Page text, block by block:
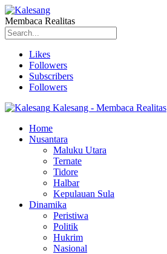
Membaca Realitas
Likes
Followers
Subscribers
Followers
Kalesang - Membaca Realitas
Home
Nusantara
Maluku Utara
Ternate
Tidore
Halbar
Kepulauan Sula
Dinamika
Peristiwa
Politik
Hukrim
Nasional